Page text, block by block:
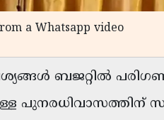
a Whatsapp video
ബജറ്റിൽ
പുനരധിവാസത്തിന്